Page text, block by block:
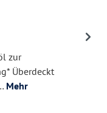
zur
Überdeckt
Mehr